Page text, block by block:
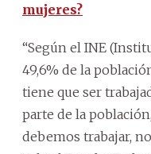
mujeres?
“Según el INE
49,6% de la
tiene que ser
parte de la
debemos trabajar,